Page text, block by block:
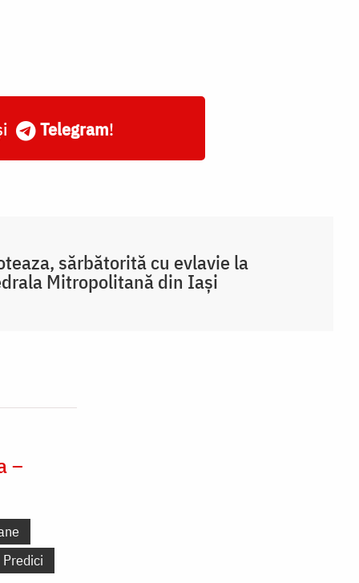
Telegram!
sărbătorită cu evlavie la
Mitropolitană din Iași
–
Predici